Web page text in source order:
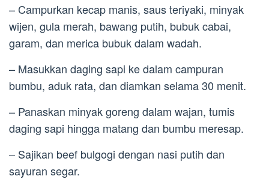
– Campurkan kecap manis, saus teriyaki, minyak
wijen, gula merah, bawang putih, bubuk cabai,
garam, dan merica bubuk dalam wadah.
– Masukkan daging sapi ke dalam campuran
bumbu, aduk rata, dan diamkan selama 30 menit.
– Panaskan minyak goreng dalam wajan, tumis
daging sapi hingga matang dan bumbu meresap.
– Sajikan beef bulgogi dengan nasi putih dan
sayuran segar.